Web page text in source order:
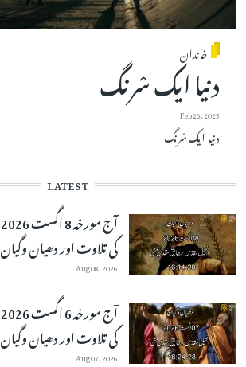
خاندان
دنیا ایک سْرنگ
Feb 26, 2025
دنیا ایک سْرنگ
LATEST
کی تلاوت اور دھیان وگیان
Aug 08, 2026
کی تلاوت اور دھیان وگیان
Aug 07, 2026